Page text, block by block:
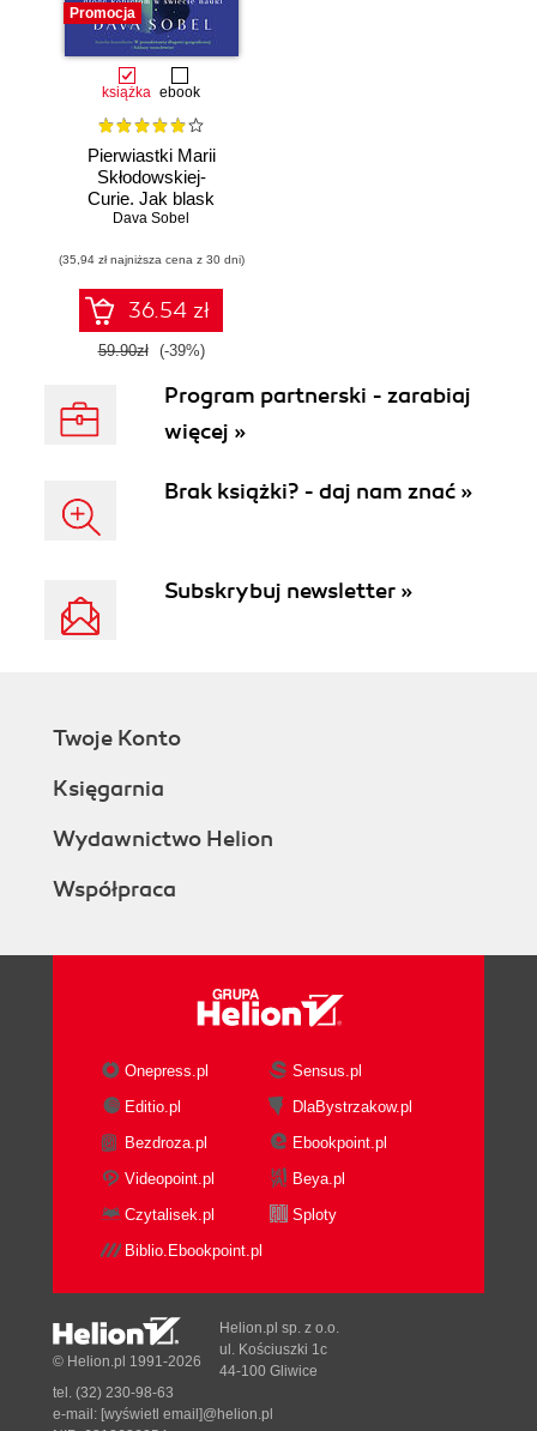
Promocja
książka ebook
Pierwiastki Marii
Skłodowskiej-
Curie. Jak blask
radu oświetlił drogę
świecie nauki
Dava Sobel
(35,94 zł najniższa cena z 30 dni)
36.54 zł
59.90zł (-39%)
Program partnerski - zarabiaj
więcej »
Brak książki? - daj nam znać »
Subskrybuj newsletter »
Twoje Konto
Księgarnia
Wydawnictwo Helion
Współpraca
Onepress.pl
Sensus.pl
Editio.pl
DlaBystrzakow.pl
Bezdroza.pl
Ebookpoint.pl
Videopoint.pl
Beya.pl
Czytalisek.pl
Sploty
Biblio.Ebookpoint.pl
© Helion.pl 1991-2026
Helion.pl sp. z o.o.
ul. Kościuszki 1c
44-100 Gliwice
tel. (32) 230-98-63
e-mail: [wyświetl email]@helion.pl